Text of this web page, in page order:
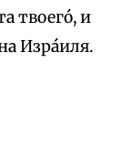
твоего́, и
Изра́иля.